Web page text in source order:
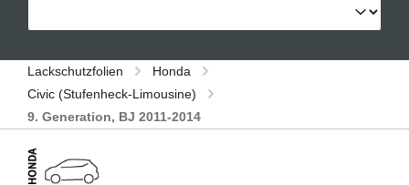
Lackschutzfolien
Honda
Civic (Stufenheck-Limousine)
9. Generation, BJ 2011-2014